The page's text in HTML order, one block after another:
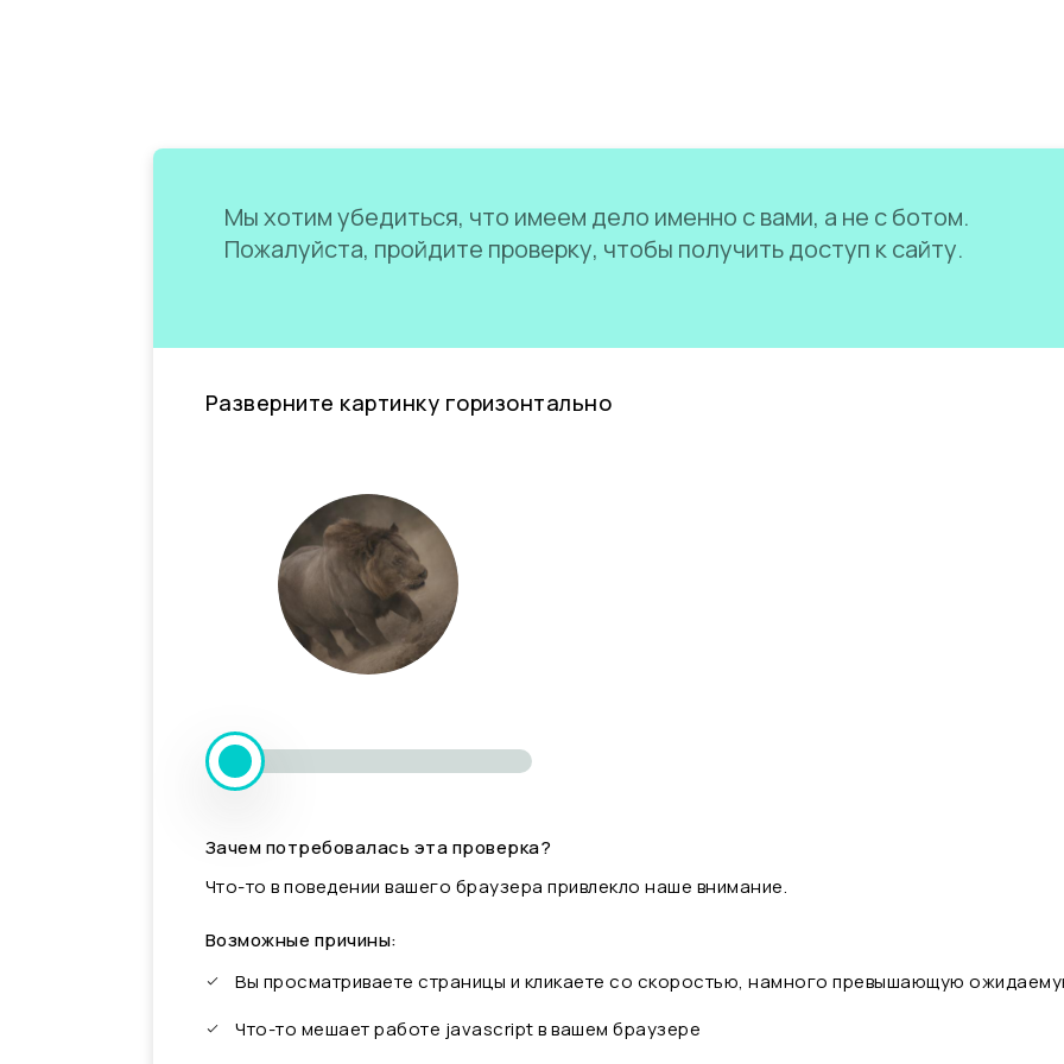
Мы хотим убедиться, что имеем дело именно с вами, а не с ботом.
Пожалуйста, пройдите проверку, чтобы получить доступ к сайту.
Разверните картинку горизонтально
Зачем потребовалась эта проверка?
Что-то в поведении вашего браузера привлекло наше внимание.
Возможные причины:
Вы просматриваете страницы и кликаете со скоростью, намного превышающую
Что-то мешает работе javascript в вашем браузере